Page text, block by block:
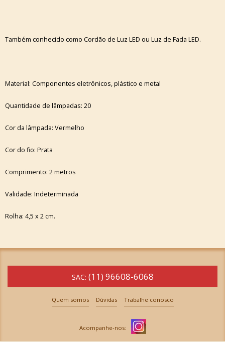
Também conhecido como Cordão de Luz LED ou Luz de Fada LED.
Material: Componentes eletrônicos, plástico e metal
Quantidade de lâmpadas: 20
Cor da lâmpada: Vermelho
Cor do fio: Prata
Comprimento: 2 metros
Validade: Indeterminada
Rolha: 4,5 x 2 cm.
SAC: (11) 96608-6068
Quem somos Dúvidas Trabalhe conosco